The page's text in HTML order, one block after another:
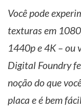
Você pode
texturas em
1440p e 4K – ou
Digital Foundry
noção do que
placa e é bem